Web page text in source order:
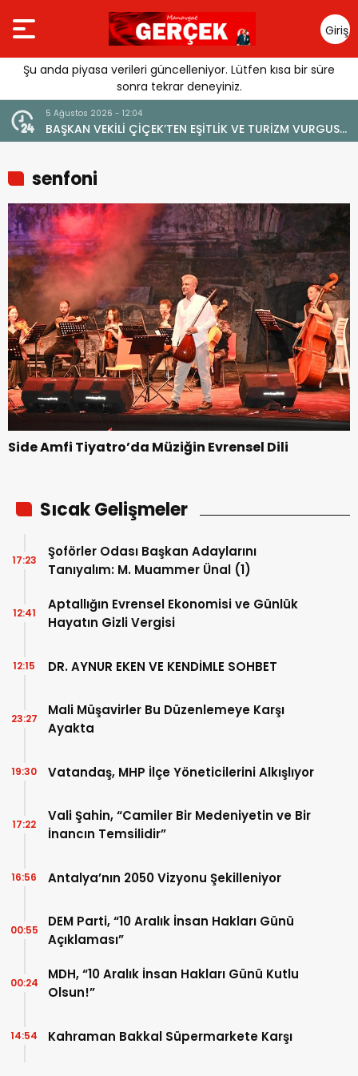
Giriş
Yap
Şu anda piyasa verileri güncelleniyor. Lütfen kısa bir süre
sonra tekrar deneyiniz.
5 Ağustos 2026 - 12:04
BAŞKAN VEKİLİ ÇİÇEK’TEN EŞİTLİK VE TURİZM VURGUSU:
“MANAVGAT’IN MARKA DEĞERİNE ZARAR VERİLMEMELİ”
senfoni
Side Amfi Tiyatro’da Müziğin Evrensel Dili
Sıcak Gelişmeler
Şoförler Odası Başkan Adaylarını
Tanıyalım: M. Muammer Ünal (1)
17:23
Aptallığın Evrensel Ekonomisi ve Günlük
Hayatın Gizli Vergisi
12:41
DR. AYNUR EKEN VE KENDİMLE SOHBET
12:15
Mali Müşavirler Bu Düzenlemeye Karşı
Ayakta
23:27
Vatandaş, MHP İlçe Yöneticilerini Alkışlıyor
19:30
Vali Şahin, “Camiler Bir Medeniyetin ve Bir
İnancın Temsilidir”
17:22
Antalya’nın 2050 Vizyonu Şekilleniyor
16:56
DEM Parti, “10 Aralık İnsan Hakları Günü
Açıklaması”
00:55
MDH, “10 Aralık İnsan Hakları Günü Kutlu
Olsun!”
00:24
Kahraman Bakkal Süpermarkete Karşı
14:54